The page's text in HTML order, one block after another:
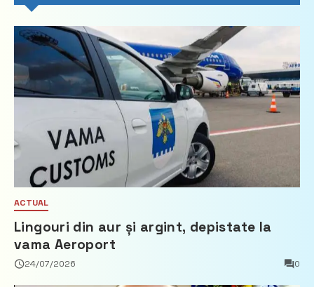
ACTUAL
Lingouri din aur și argint, depistate la
vama Aeroport
24/07/2026 0